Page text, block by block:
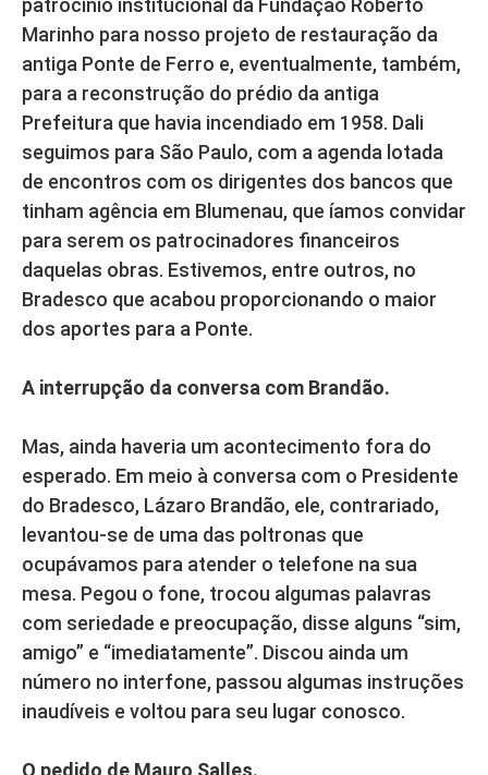
patrocínio institucional da Fundação Roberto
Marinho para nosso projeto de restauração da
antiga Ponte de Ferro e, eventualmente, também,
para a reconstrução do prédio da antiga
Prefeitura que havia incendiado em 1958. Dali
seguimos para São Paulo, com a agenda lotada
de encontros com os dirigentes dos bancos que
tinham agência em Blumenau, que íamos convidar
para serem os patrocinadores financeiros
daquelas obras. Estivemos, entre outros, no
Bradesco que acabou proporcionando o maior
dos aportes para a Ponte.
A interrupção da conversa com Brandão.
Mas, ainda haveria um acontecimento fora do
esperado. Em meio à conversa com o Presidente
do Bradesco, Lázaro Brandão, ele, contrariado,
levantou-se de uma das poltronas que
ocupávamos para atender o telefone na sua
mesa. Pegou o fone, trocou algumas palavras
com seriedade e preocupação, disse alguns “sim,
amigo” e “imediatamente”. Discou ainda um
número no interfone, passou algumas instruções
inaudíveis e voltou para seu lugar conosco.